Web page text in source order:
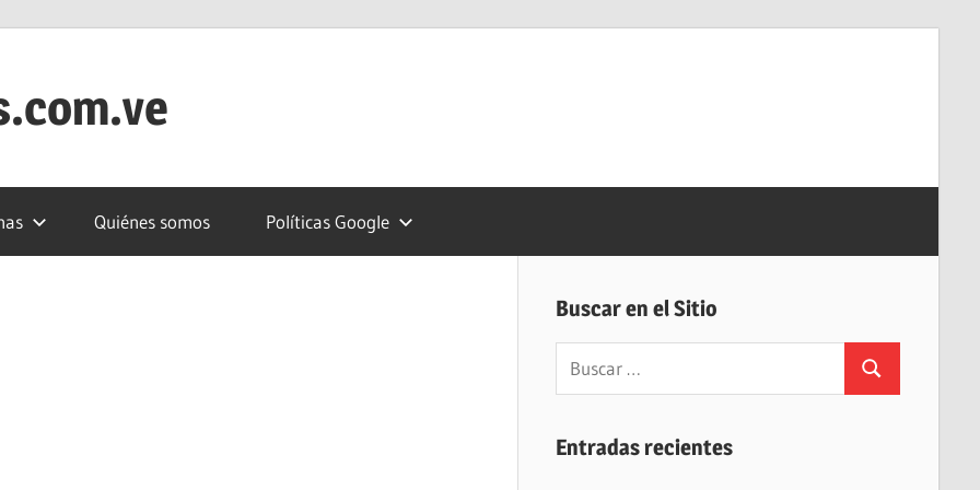
Quiénes somos Políticas Google
Buscar en el Sitio
Buscar:
Buscar
Entradas recientes